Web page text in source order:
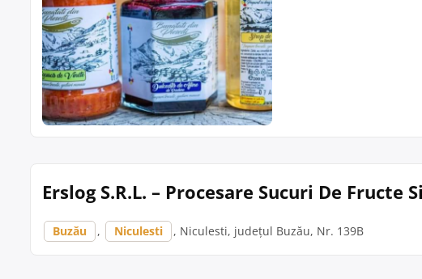
Erslog S.R.L. – Procesare Sucuri De Fructe
Buzău , Niculesti , Niculesti, județul Buzău, Nr. 139B